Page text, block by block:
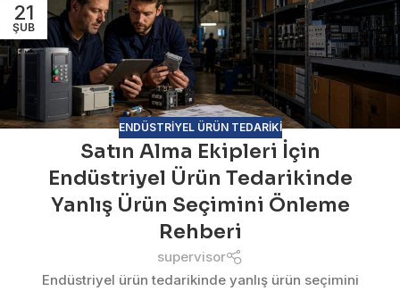
21
ŞUB
ENDÜSTRIYEL ÜRÜN TEDARIKI
Satın Alma Ekipleri İçin
Endüstriyel Ürün Tedarikinde
Yanlış Ürün Seçimini Önleme
Rehberi
supervisor
Endüstriyel ürün tedarikinde yanlış ürün seçimini